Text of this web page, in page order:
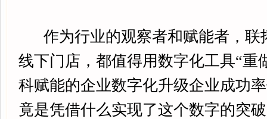
作为行业的观察者和赋能者，联
线下门店，都值得用数字化工具“重
科赋能的企业数字化升级企业成功
竟是凭借什么实现了这个数字的突